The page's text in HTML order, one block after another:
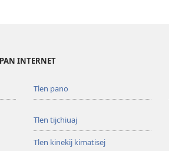
INTERNET
Tlen pano
Tlen tijchiuaj
Tlen kinekij kimatisej